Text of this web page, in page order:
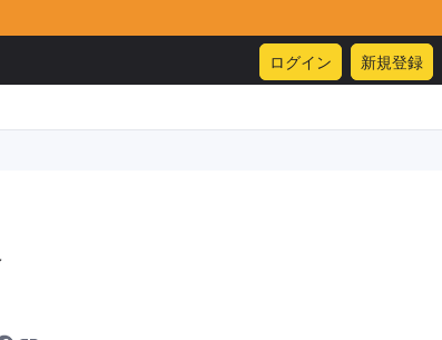
ログイン 新規登録